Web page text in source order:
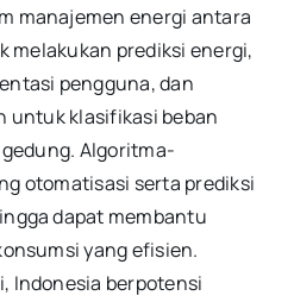
manajemen energi antara
melakukan prediksi energi,
pengguna, dan
untuk klasifikasi beban
Algoritma-
otomatisasi serta prediksi
dapat membantu
yang efisien.
Indonesia berpotensi